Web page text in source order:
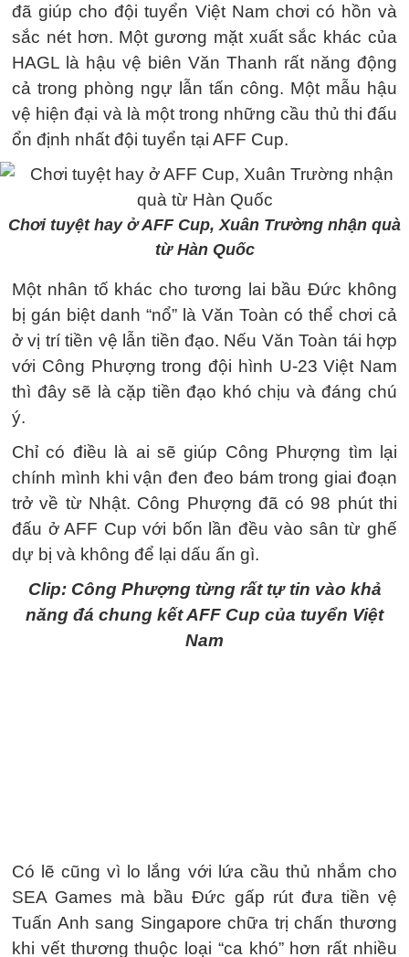
đã giúp cho đội tuyển Việt Nam chơi có hồn và
sắc nét hơn. Một gương mặt xuất sắc khác của
HAGL là hậu vệ biên Văn Thanh rất năng động
cả trong phòng ngự lẫn tấn công. Một mẫu hậu
vệ hiện đại và là một trong những cầu thủ thi đấu
ổn định nhất đội tuyển tại AFF Cup.
Chơi tuyệt hay ở AFF Cup, Xuân Trường nhận quà
từ Hàn Quốc
Một nhân tố khác cho tương lai bầu Đức không
bị gán biệt danh “nổ” là Văn Toàn có thể chơi cả
ở vị trí tiền vệ lẫn tiền đạo. Nếu Văn Toàn tái hợp
với Công Phượng trong đội hình U-23 Việt Nam
thì đây sẽ là cặp tiền đạo khó chịu và đáng chú
ý.
Chỉ có điều là ai sẽ giúp Công Phượng tìm lại
chính mình khi vận đen đeo bám trong giai đoạn
trở về từ Nhật. Công Phượng đã có 98 phút thi
đấu ở AFF Cup với bốn lần đều vào sân từ ghế
dự bị và không để lại dấu ấn gì.
Clip: Công Phượng từng rất tự tin vào khả
năng đá chung kết AFF Cup của tuyển Việt
Nam
Có lẽ cũng vì lo lắng với lứa cầu thủ nhắm cho
SEA Games mà bầu Đức gấp rút đưa tiền vệ
Tuấn Anh sang Singapore chữa trị chấn thương
khi vết thương thuộc loại “ca khó” hơn rất nhiều